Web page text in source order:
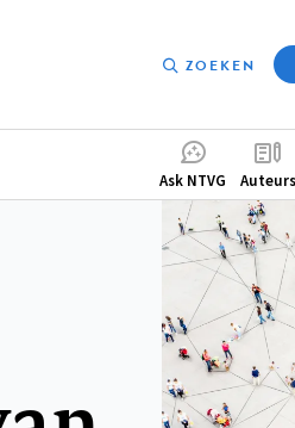
ZOEKEN
menu
Ask NTVG Auteurs